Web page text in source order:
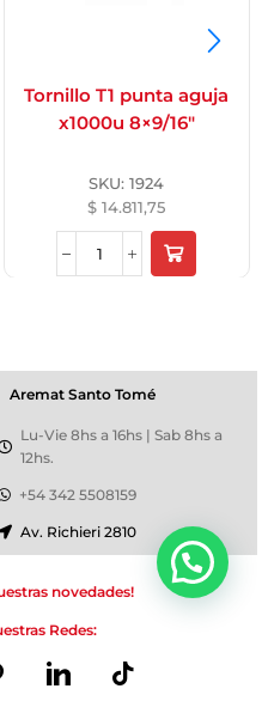
Tornillo T1 punta aguja
x1000u 8×9/16″
SKU:1924
$ 14.811,75
Aremat Santo Tomé
Lu-Vie 8hs a 16hs | Sab 8hs a
12hs.
+54 342 5508159
Av. Richieri 2810
novedades!
Redes: